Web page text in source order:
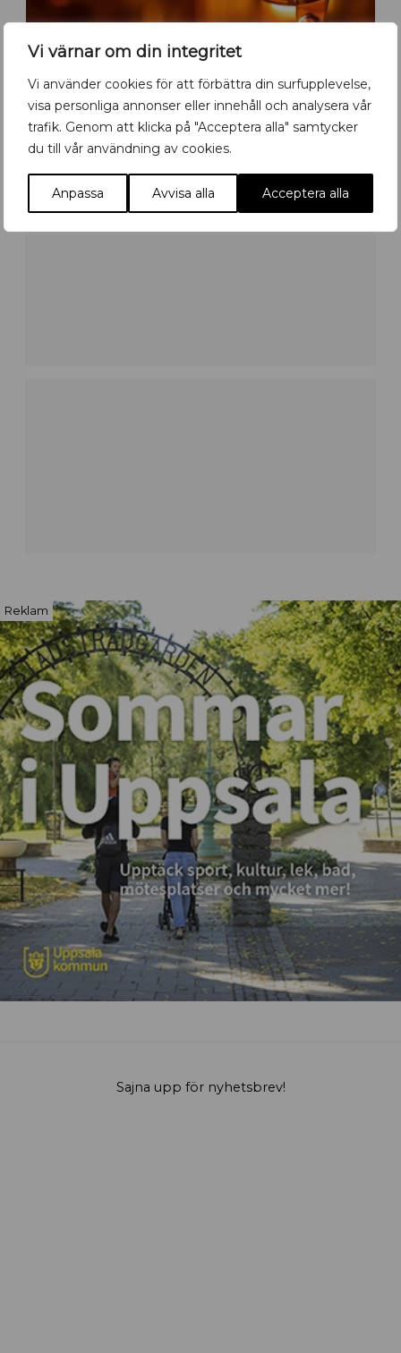
Vi värnar om din integritet
Vi använder cookies för att förbättra din surfupplevelse,
visa personliga annonser eller innehåll och analysera vår
trafik. Genom att klicka på "Acceptera alla" samtycker
du till vår användning av cookies.
Anpassa Avvisa alla Acceptera alla
SCEN
Reklam
Sajna upp för nyhetsbrev!